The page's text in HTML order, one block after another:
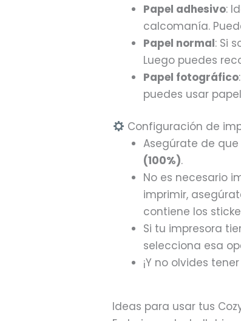
Papel adhesivo:
calcomanía.
Papel normal: Si
Luego puedes
Papel fotográfico
puedes usar
Configuración de
Asegúrate de
(100%).
No es necesario
imprimir,
contiene los
Si tu impresora
selecciona esa
¡Y no olvides
Ideas para usar tus